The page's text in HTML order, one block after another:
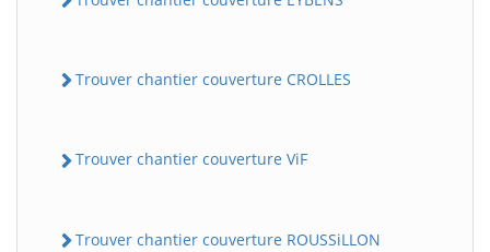
Trouver chantier couverture CROLLES
Trouver chantier couverture ViF
Trouver chantier couverture ROUSSiLLON